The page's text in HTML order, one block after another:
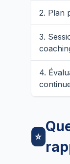
2. Plan
3.
4.
⭐